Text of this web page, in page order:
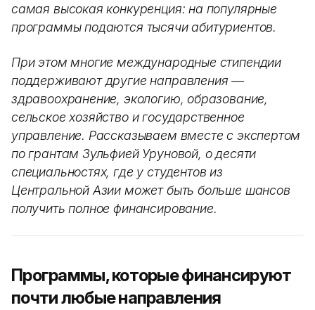
самая высокая конкуренция: на популярные
программы подаются тысячи абитуриентов.
При этом многие международные стипендии
поддерживают другие направления —
здравоохранение, экологию, образование,
сельское хозяйство и государственное
управление. Рассказываем вместе с экспертом
по грантам Зульфией Уруновой, о десяти
специальностях, где у студентов из
Центральной Азии может быть больше шансов
получить полное финансирование.
Программы, которые финансируют
почти любые направления